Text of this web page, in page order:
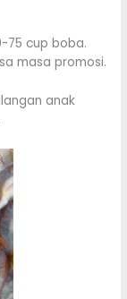
75 cup boba.
masa promosi.
anak